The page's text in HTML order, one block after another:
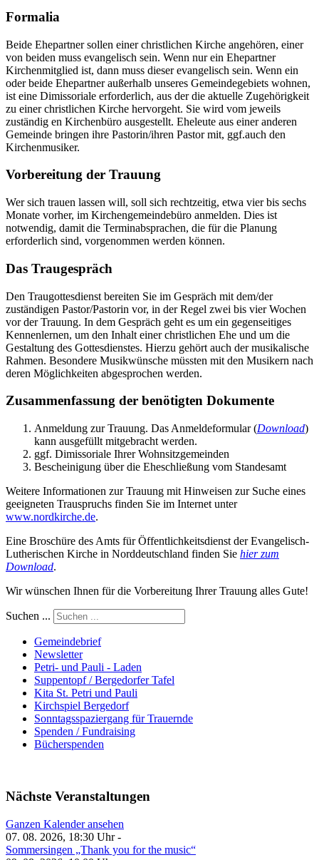
Formalia
Beide Ehepartner sollen einer christlichen Kirche angehören, einer
von beiden muss evangelisch sein. Wenn nur ein Ehepartner
Kirchenmitglied ist, dann muss dieser evangelisch sein. Wenn ein
oder beide Ehepartner außerhalb unseres Gemeindegebiets wohnen,
ist eine Dimissoriale erforderlich, aus der die aktuelle Zugehörigkeit
zu einer christlichen Kirche hervorgeht. Sie wird vom jeweils
zuständig en Kirchenbüro ausgestellt. Eheleute aus einer anderen
Gemeinde bringen ihre Pastorin/ihren Pastor mit, ggf.auch den
Kirchenmusiker.
Vorbereitung der Trauung
Wer sich trauen lassen will, soll sich rechtzeitig, etwa vier bis sechs
Monate vorher, im Kirchengemeindebüro anmelden. Dies ist
notwendig, damit die Terminabsprachen, die für die Planung
erforderlich sind, vorgenommen werden können.
Das Traugespräch
Den Traugottesdienst bereiten Sie im Gespräch mit dem/der
zuständigen Pastor/Pastorin vor, in der Regel zwei bis vier Wochen
vor der Trauung. In dem Gespräch geht es um ein gegenseitiges
Kennenlernen, um den Inhalt einer christlichen Ehe und um die
Gestaltung des Gottesdienstes. Hierzu gehört auch der musikalische
Rahmen. Besondere Musikwünsche müssten mit den Musikern nach
deren Möglichkeiten abgesprochen werden.
Zusammenfassung der benötigten Dokumente
Anmeldung zur Trauung. Das Anmeldeformular (Download)
kann ausgefüllt mitgebracht werden.
ggf. Dimissoriale Ihrer Wohnsitzgemeinden
Bescheinigung über die Eheschließung vom Standesamt
Weitere Informationen zur Trauung mit Hinweisen zur Suche eines
geeigneten Trauspruchs finden Sie im Internet unter
www.nordkirche.de.
Eine Broschüre des Amts für Öffentlichkeitsdienst der Evangelisch-
Lutherischen Kirche in Norddeutschland finden Sie hier zum
Download.
Wir wünschen Ihnen für die Vorbereitung Ihrer Trauung alles Gute!
Suchen ...
Gemeindebrief
Newsletter
Petri- und Pauli - Laden
Suppentopf / Bergedorfer Tafel
Kita St. Petri und Pauli
Kirchspiel Bergedorf
Sonntagsspaziergang für Trauernde
Spenden / Fundraising
Bücherspenden
Nächste Veranstaltungen
Ganzen Kalender ansehen
07. 08. 2026, 18:30 Uhr -
Sommersingen „Thank you for the music“